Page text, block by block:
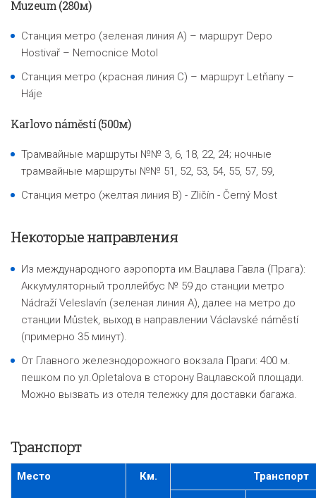
Muzeum (280м)
Станция метро (зеленая линия A) – маршрут Depo
Hostivař – Nemocnice Motol
Станция метро (красная линия С) – маршрут Letňany –
Háje
Karlovo náměstí (500м)
Трамвайные маршруты №№ 3, 6, 18, 22, 24; ночные
трамвайные маршруты №№ 51, 52, 53, 54, 55, 57, 59,
Станция метро (желтая линия B) - Zličín - Černý Most
Некоторые направления
Из международного аэропорта им.Вацлава Гавла (Прага):
Аккумуляторный троллейбус № 59 до станции метро
Nádraží Veleslavín (зеленая линия А), далее на метро до
станции Můstek, выход в направлении Václavské náměstí
(примерно 35 минут).
От Главного железнодорожного вокзала Праги: 400 м.
пешком по ул.Opletalova в сторону Вацлавской площади.
Можно вызвать из отеля тележку для доставки багажа.
Транспорт
Место Км. Транспорт